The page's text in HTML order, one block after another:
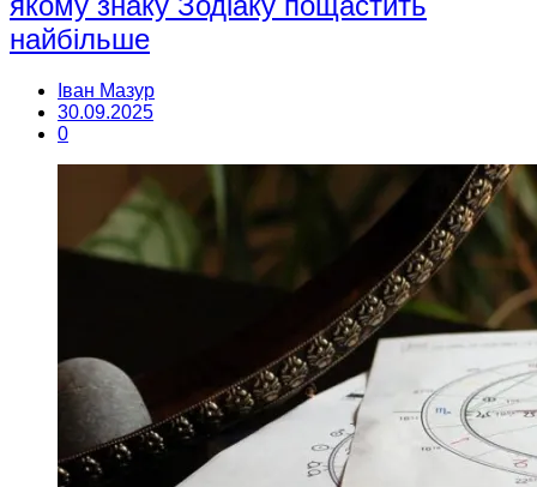
найбільше
Іван Мазур
30.09.2025
0